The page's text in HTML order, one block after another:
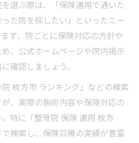
選ぶ際は、「保険適用で通いた
た院を探したい」といったニー
ず、院ごとに保険対応の方針や
、公式ホームページや院内掲示
確認しましょう。
枚方市 ランキング」などの検索
、実際の施術内容や保険対応の
特に「整骨院 保険 適用 枚方
検索し、保険診療の実績が豊富